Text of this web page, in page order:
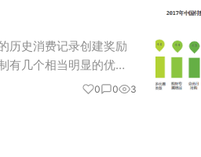
历史消费记录创建奖励
有几个相当明显的优
看，积分会员制单一且
0 0 3